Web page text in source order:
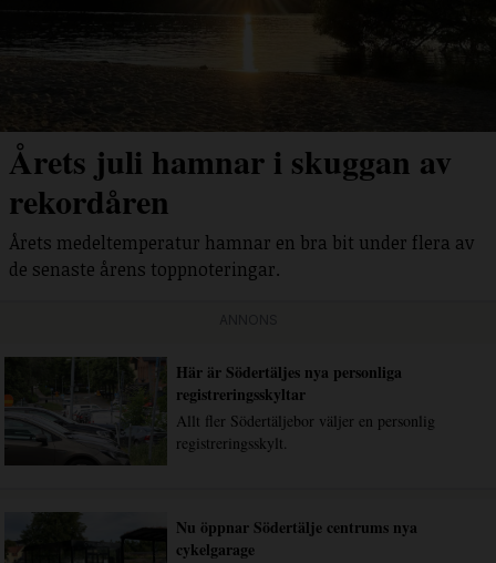
Årets juli hamnar i skuggan av
rekordåren
Årets medeltemperatur hamnar en bra bit under flera av
de senaste årens toppnoteringar.
Här är Södertäljes nya personliga
registreringsskyltar
Allt fler Södertäljebor väljer en personlig
registreringsskylt.
Nu öppnar Södertälje centrums nya
cykelgarage